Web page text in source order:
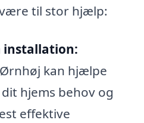
til stor hjælp:
installation:
kan hjælpe
hjems behov og
effektive